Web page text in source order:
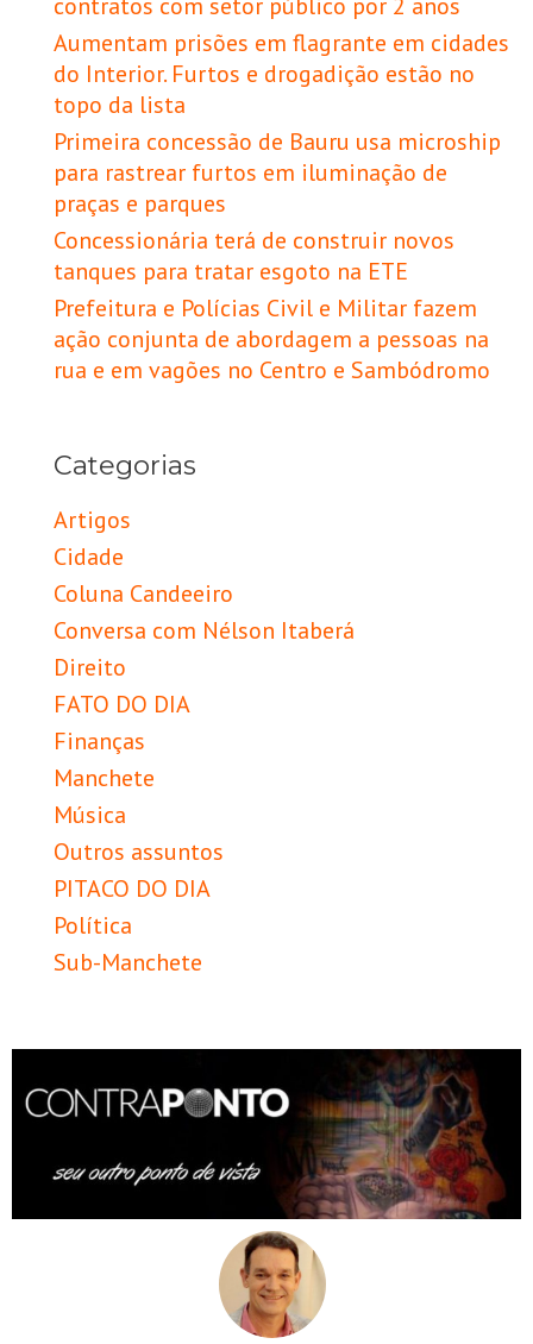
Aumentam prisões em flagrante em cidades
do Interior. Furtos e drogadição estão no
topo da lista
Primeira concessão de Bauru usa microship
para rastrear furtos em iluminação de
praças e parques
Concessionária terá de construir novos
tanques para tratar esgoto na ETE
Prefeitura e Polícias Civil e Militar fazem
ação conjunta de abordagem a pessoas na
rua e em vagões no Centro e Sambódromo
Categorias
Artigos
Cidade
Coluna Candeeiro
Conversa com Nélson Itaberá
Direito
FATO DO DIA
Finanças
Manchete
Música
Outros assuntos
PITACO DO DIA
Política
Sub-Manchete